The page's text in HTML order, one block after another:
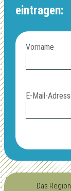
eintragen:
Vorname
E-Mail-
Das